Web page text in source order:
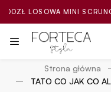
MINI SCRUNCHIE
Strona główna
TATO CO JAK CO